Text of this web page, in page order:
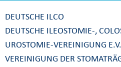
DEUTSCHE ILCO
DEUTSCHE ILEOSTOMIE-,
UROSTOMIE-VEREINIGUNG
VEREINIGUNG DER